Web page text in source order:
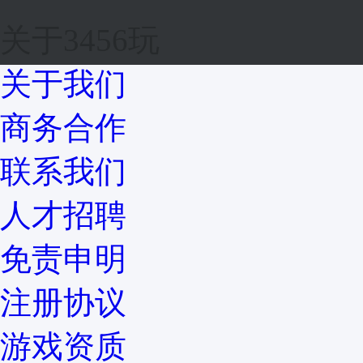
关于我们
商务合作
联系我们
人才招聘
免责申明
注册协议
游戏资质